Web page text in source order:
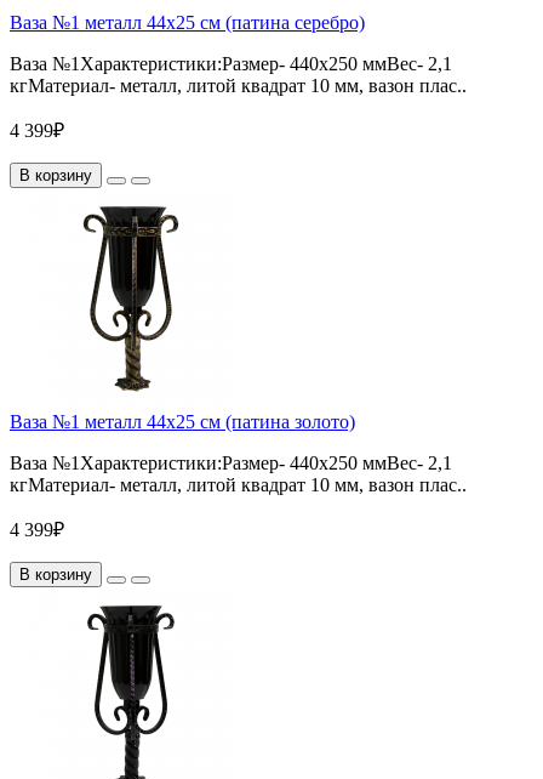
Ваза №1 металл 44х25 см (патина серебро)
Ваза №1Характеристики:Размер- 440х250 ммВес- 2,1
кгМатериал- металл, литой квадрат 10 мм, вазон плас..
4 399₽
В корзину
Ваза №1 металл 44х25 см (патина золото)
Ваза №1Характеристики:Размер- 440х250 ммВес- 2,1
кгМатериал- металл, литой квадрат 10 мм, вазон плас..
4 399₽
В корзину